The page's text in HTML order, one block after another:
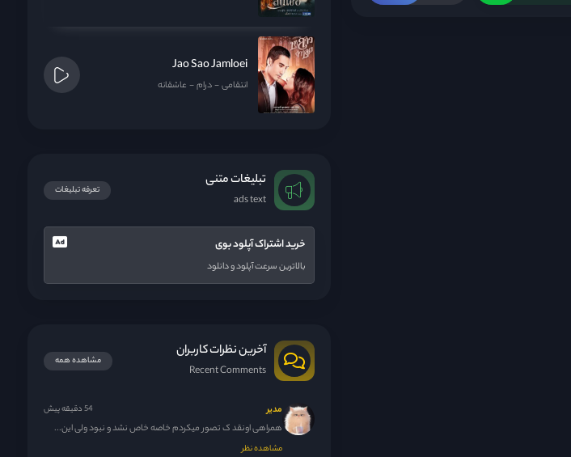
Jao Sao Jamloei
انتقامی درام عاشقانه
تبلیغات متنی
ads text
تعرفه تبلیغات
خرید اشتراک آپلود بوی
بالاترین سرعت آپلود و دانلود
آخرین نظرات کاربران
Recent Comments
مشاهده همه
مدیر 54 دقیقه پیش
همراهی اونقد ک تصور میکردم خاصه خاص نشد و نبود ولی این...
مشاهده نظر